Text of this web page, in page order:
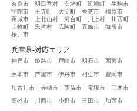
奈良市 明日香村 安堵町 斑鳩町
生駒市
宇陀市
王寺町 大淀町 香芝市
橿原市
葛城市
上北山村 河合町 川上村
川西町
上牧町
黒滝村 広陵町 五條市
御所市
桜井市
兵庫県-対応エリア
神戸市 姫路市 尼崎市 明石市 西宮市
洲本市 芦屋市 伊丹市 相生市 豊岡市
加古川市 赤穂市 西脇市 宝塚市 三木市
高砂市 川西市 小野市 三田市 加西市